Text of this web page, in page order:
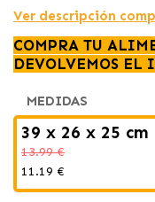
ambiente.
buena ventilación.
Disponible en
mayor comodidad.
Ver descripción
COMPRA TU
DEVOLVEMOS EL
MEDIDAS
39 x 26 x 25 cm
13.99 €
11.19 €